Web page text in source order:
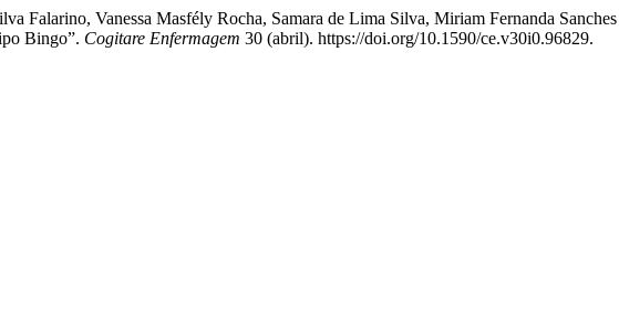
Falarino, Vanessa Masfély Rocha, Samara de Lima Silva, Miriam Fernanda
Bingo”. Cogitare Enfermagem 30 (abril). https://doi.org/10.1590/ce.v30i0.96829.